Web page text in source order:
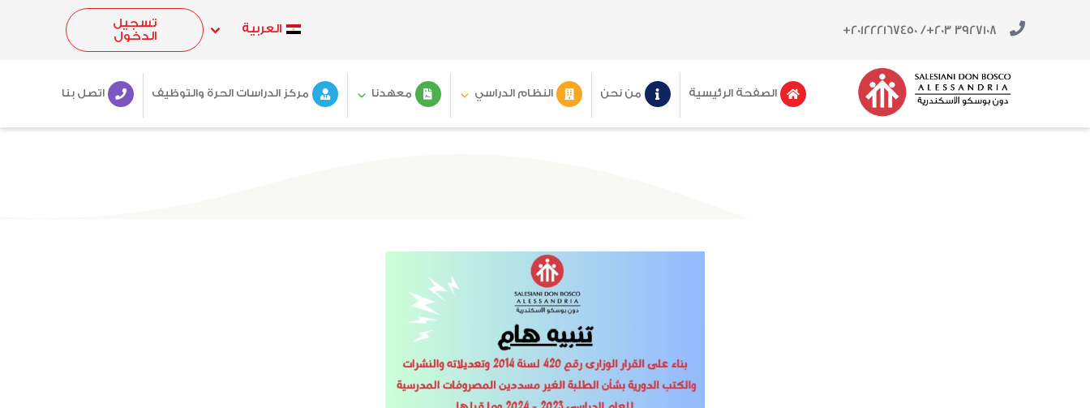
3927108 203+
/ 201222167450+ العربية
تسجيل
الدخول
الصفحة الرئيسية من نحن النظام الدراسي معهدنا مركز الدراسات الحرة والتوظيف اتصل بنا